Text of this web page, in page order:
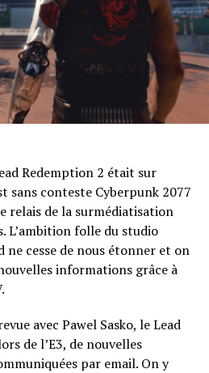
Redemption 2 était sur
sans conteste Cyberpunk 2077
relais de la surmédiatisation
L’ambition folle du studio
ne cesse de nous étonner et on
informations grâce à
avec Pawel Sasko, le Lead
de l’E3, de nouvelles
par email. On y